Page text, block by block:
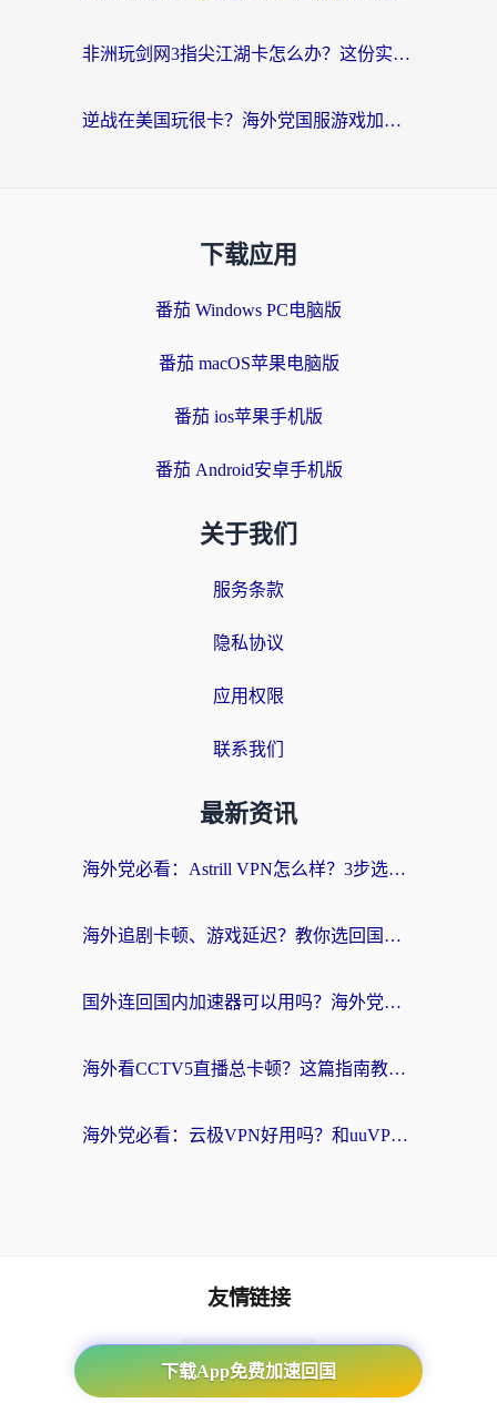
非洲玩剑网3指尖江湖卡怎么办？这份实测有效的国服游戏加速指南请收好
逆战在美国玩很卡？海外党国服游戏加速终极指南（附DNF宝可梦加速技巧）
下载应用
番茄 Windows PC电脑版
番茄 macOS苹果电脑版
番茄 ios苹果手机版
番茄 Android安卓手机版
关于我们
服务条款
隐私协议
应用权限
联系我们
最新资讯
海外党必看：Astrill VPN怎么样？3步选对回国加速器实现无缝刷剧玩游戏
海外追剧卡顿、游戏延迟？教你选回国加速器，附免费加速器试用一小时福利
国外连回国内加速器可以用吗？海外党亲测实用指南，解决追剧游戏卡顿难题
海外看CCTV5直播总卡顿？这篇指南教你选对回国加速器，无缝刷国内资源
海外党必看：云极VPN好用吗？和uuVPN对比哪个回国效果更好？附真实体验+避坑指南
下载App免费加速回国
友情链接
番茄加速器